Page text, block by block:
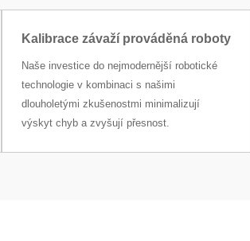
Kalibrace závaží prováděná roboty
Naše investice do nejmodernější robotické
technologie v kombinaci s našimi
dlouholetými zkušenostmi minimalizují
výskyt chyb a zvyšují přesnost.